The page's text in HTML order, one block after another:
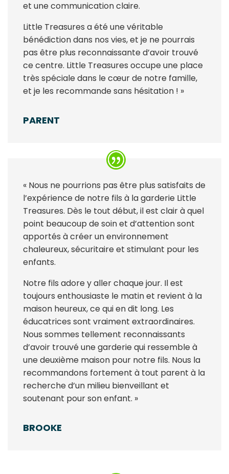
et une communication claire.
Little Treasures a été une véritable
bénédiction dans nos vies, et je ne pourrais
pas être plus reconnaissante d’avoir trouvé
ce centre. Little Treasures occupe une place
très spéciale dans le cœur de notre famille,
et je les recommande sans hésitation ! »
PARENT
« Nous ne pourrions pas être plus satisfaits de
l’expérience de notre fils à la garderie Little
Treasures. Dès le tout début, il est clair à quel
point beaucoup de soin et d’attention sont
apportés à créer un environnement
chaleureux, sécuritaire et stimulant pour les
enfants.
Notre fils adore y aller chaque jour. Il est
toujours enthousiaste le matin et revient à la
maison heureux, ce qui en dit long. Les
éducatrices sont vraiment extraordinaires.
Nous sommes tellement reconnaissants
d’avoir trouvé une garderie qui ressemble à
une deuxième maison pour notre fils. Nous la
recommandons fortement à tout parent à la
recherche d’un milieu bienveillant et
soutenant pour son enfant. »
BROOKE